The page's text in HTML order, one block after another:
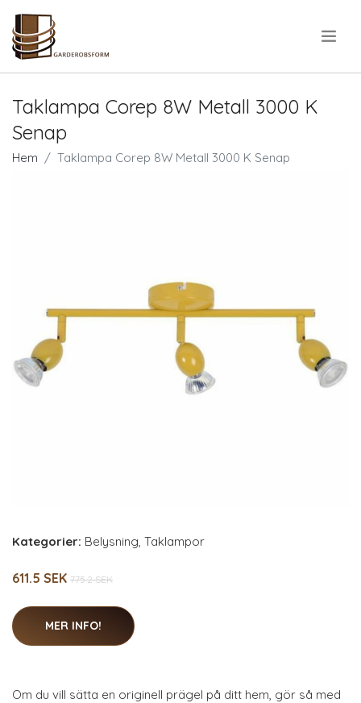
Taklampa Corep 8W Metall 3000 K
Senap
Hem Taklampa Corep 8W Metall 3000 K Senap
Kategorier: Belysning, Taklampor
611.5 SEK 775.2 SEK
MER INFO!
Om du vill sätta en originell prägel på ditt hem, gör så med